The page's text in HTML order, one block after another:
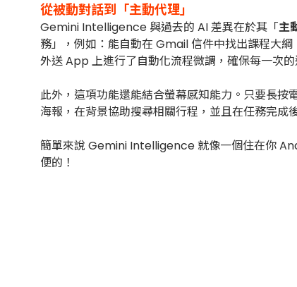
從被動對話到「主動代理」
Gemini Intelligence 與過去的 AI 差異在於其「主
務」，例如：能自動在 Gmail 信件中找出課程大
外送 App 上進行了自動化流程微調，確保每一次的
此外，這項功能還能結合螢幕感知能力。只要長
海報，在背景協助搜尋相關行程，並且在任務完成
簡單來說 Gemini Intelligence 就像一個住在你
便的！